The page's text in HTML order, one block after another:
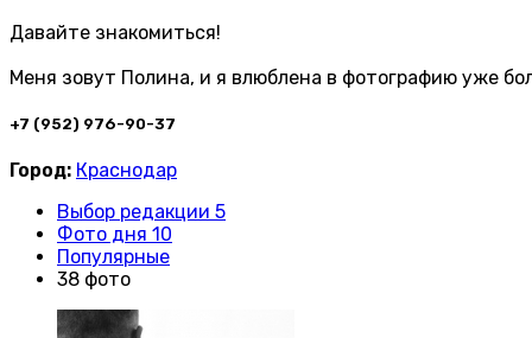
Давайте знакомиться!
Меня зовут Полина, и я влюблена в фотографию уже
+7 (952) 976-90-37
Город: Краснодар
Выбор редакции 5
Фото дня 10
Популярные
38 фото